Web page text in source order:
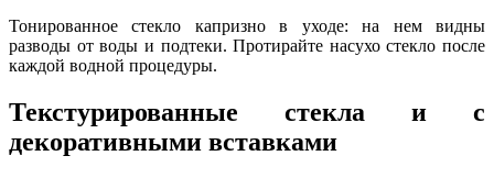
Тонированное стекло капризно в уходе: на нем видны
разводы от воды и подтеки. Протирайте насухо стекло после
каждой водной процедуры.
Текстурированные стекла и с
декоративными вставками